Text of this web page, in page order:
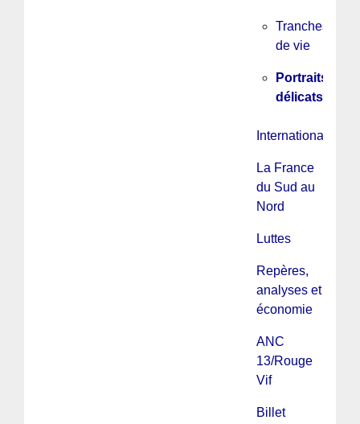
Tranches
de vie
Portraits
délicats...
International
La France
du Sud au
Nord
Luttes
Repères,
analyses et
économie
ANC
13/Rouge
Vif
Billet